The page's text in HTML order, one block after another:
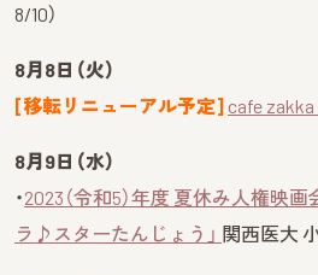
8/10）
8月8日（火）
[移転リニューアル予定] cafe zakka
8月9日（水）
・2023（令和5）年度 夏休み人権映
ラ♪スターたんじょう」 関西医大